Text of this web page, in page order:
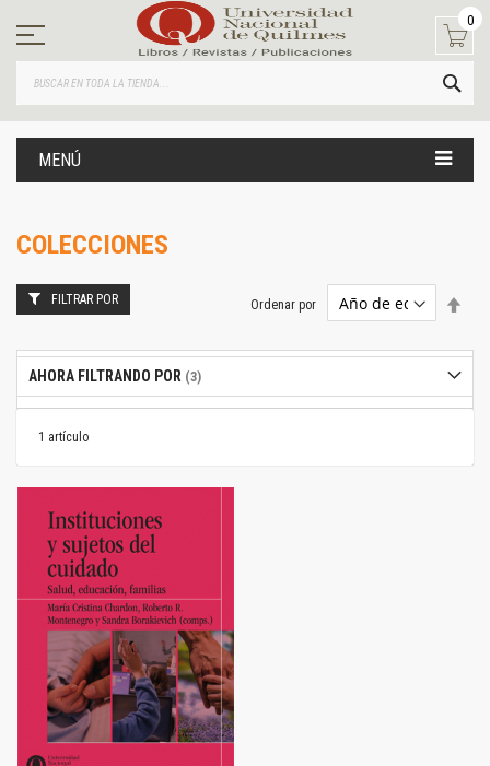
contenido
0
MENÚ
COLECCIONES
1 artículo
Ordenar por
FILTRAR POR
AHORA FILTRANDO POR